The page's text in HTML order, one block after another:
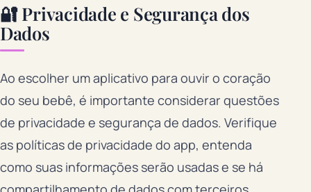
🔐 Privacidade e Segurança dos
Dados
Ao escolher um aplicativo para ouvir o coração
do seu bebê, é importante considerar questões
de privacidade e segurança de dados. Verifique
as políticas de privacidade do app, entenda
como suas informações serão usadas e se há